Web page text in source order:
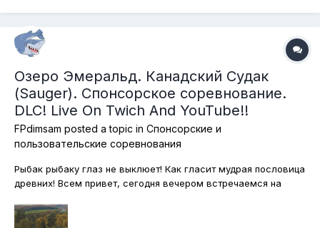
Озеро Эмеральд. Канадский Судак
(Sauger). Спонсорское соревнование.
DLC! Live On Twich And YouTube!!
FPdimsam posted a topic in Спонсорские и
пользовательские соревнования
Рыбак рыбаку глаз не выклюет! Как гласит мудрая пословица
древних! Всем привет, сегодня вечером встречаемся на
канадский судак, которого мы вместе будем ловить